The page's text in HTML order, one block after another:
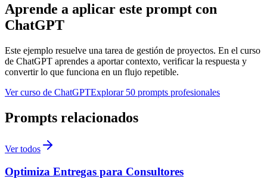
Aprende a aplicar este prompt con
ChatGPT
Este ejemplo resuelve una tarea de gestión de proyectos. En el curso
de ChatGPT aprendes a aportar contexto, verificar la respuesta y
convertir lo que funciona en un flujo repetible.
Ver curso de ChatGPTExplorar 50 prompts profesionales
Prompts relacionados
Ver todos
Optimiza Entregas para Consultores